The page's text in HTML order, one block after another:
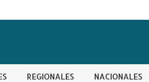
REGIONALES NACIONALES